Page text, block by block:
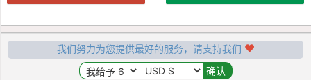
我们努力为您提供最好的服务，请支持我们